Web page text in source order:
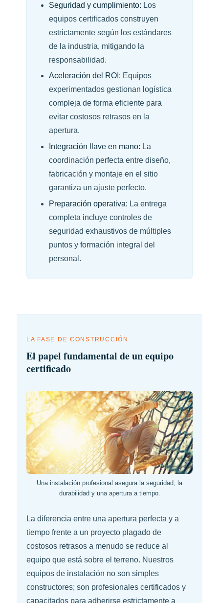
Seguridad y cumplimiento: Los
equipos certificados construyen
estrictamente según los estándares
de la industria, mitigando la
responsabilidad.
Aceleración del ROI: Equipos
experimentados gestionan logística
compleja de forma eficiente para
evitar costosos retrasos en la
apertura.
Integración llave en mano: La
coordinación perfecta entre diseño,
fabricación y montaje en el sitio
garantiza un ajuste perfecto.
Preparación operativa: La entrega
completa incluye controles de
seguridad exhaustivos de múltiples
puntos y formación integral del
personal.
LA FASE DE CONSTRUCCIÓN
El papel fundamental de un equipo
certificado
Una instalación profesional asegura la seguridad, la
durabilidad y una apertura a tiempo.
La diferencia entre una apertura perfecta y a
tiempo frente a un proyecto plagado de
costosos retrasos a menudo se reduce al
equipo que está sobre el terreno. Nuestros
equipos de instalación no son simples
constructores; son profesionales certificados y
capacitados para adherirse estrictamente a